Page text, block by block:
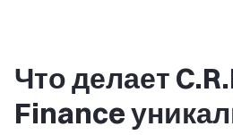
Что делает
Finance